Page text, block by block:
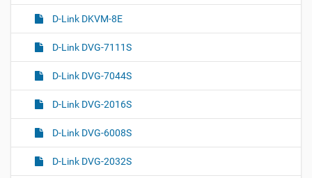
D-Link DKVM-8E
D-Link DVG-7111S
D-Link DVG-7044S
D-Link DVG-2016S
D-Link DVG-6008S
D-Link DVG-2032S